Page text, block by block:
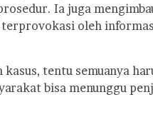
Ia juga
oleh
kasus, tentu semuanya
bisa menunggu